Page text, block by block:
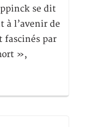
se dit
à l’avenir de
fascinés par
»,